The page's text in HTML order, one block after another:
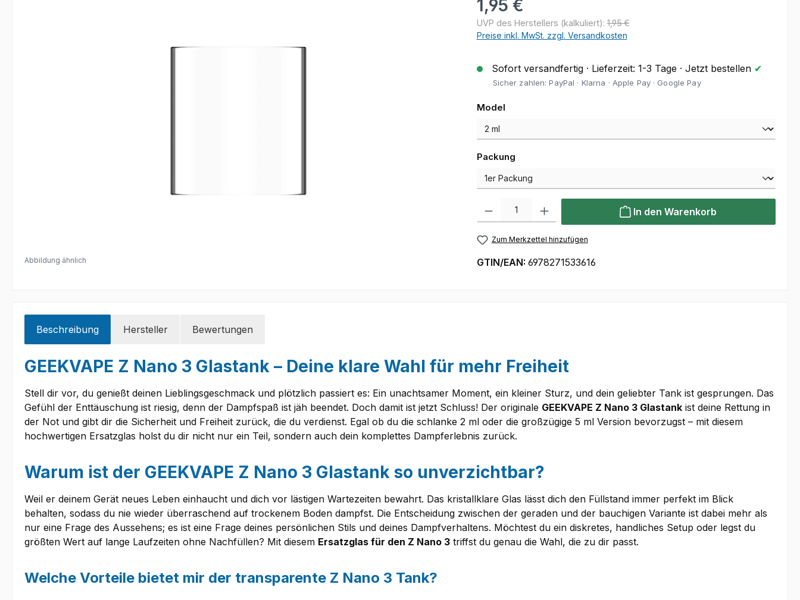
Abbildung ähnlich
1,95 €
UVP des Herstellers (kalkuliert):1,95 €
Preise inkl. MwSt. zzgl. Versandkosten
Sofort versandfertig · Lieferzeit: 1-3 Tage · Jetzt bestellen ✔
Sicher zahlen: PayPal · Klarna · Apple Pay · Google Pay
Modelauswählen
Packungauswählen
Produkt Anzahl: Gib den gewünschten Wert ein oder benutze die Schaltflächen
In den Warenkorb
Zum Merkzettel hinzufügen
GTIN/EAN: 6978271533616
Beschreibung Hersteller Bewertungen
GEEKVAPE Z Nano 3 Glastank – Deine klare Wahl für mehr Freiheit
Stell dir vor, du genießt deinen Lieblingsgeschmack und plötzlich passiert es: Ein unachtsamer Moment, ein kleiner Sturz, und dein geliebter Tank ist gesprungen. Das
Gefühl der Enttäuschung ist riesig, denn der Dampfspaß ist jäh beendet. Doch damit ist jetzt Schluss! Der originale GEEKVAPE Z Nano 3 Glastank ist deine Rettung in
der Not und gibt dir die Sicherheit und Freiheit zurück, die du verdienst. Egal ob du die schlanke 2 ml oder die großzügige 5 ml Version bevorzugst – mit diesem
hochwertigen Ersatzglas holst du dir nicht nur ein Teil, sondern auch dein komplettes Dampferlebnis zurück.
Warum ist der GEEKVAPE Z Nano 3 Glastank so unverzichtbar?
Weil er deinem Gerät neues Leben einhaucht und dich vor lästigen Wartezeiten bewahrt. Das kristallklare Glas lässt dich den Füllstand immer perfekt im Blick
behalten, sodass du nie wieder überraschend auf trockenem Boden dampfst. Die Entscheidung zwischen der geraden und der bauchigen Variante ist dabei mehr als
nur eine Frage des Aussehens; es ist eine Frage deines persönlichen Stils und deines Dampfverhaltens. Möchtest du ein diskretes, handliches Setup oder legst du
größten Wert auf lange Laufzeiten ohne Nachfüllen? Mit diesem Ersatzglas für den Z Nano 3 triffst du genau die Wahl, die zu dir passt.
Welche Vorteile bietet mir der transparente Z Nano 3 Tank?